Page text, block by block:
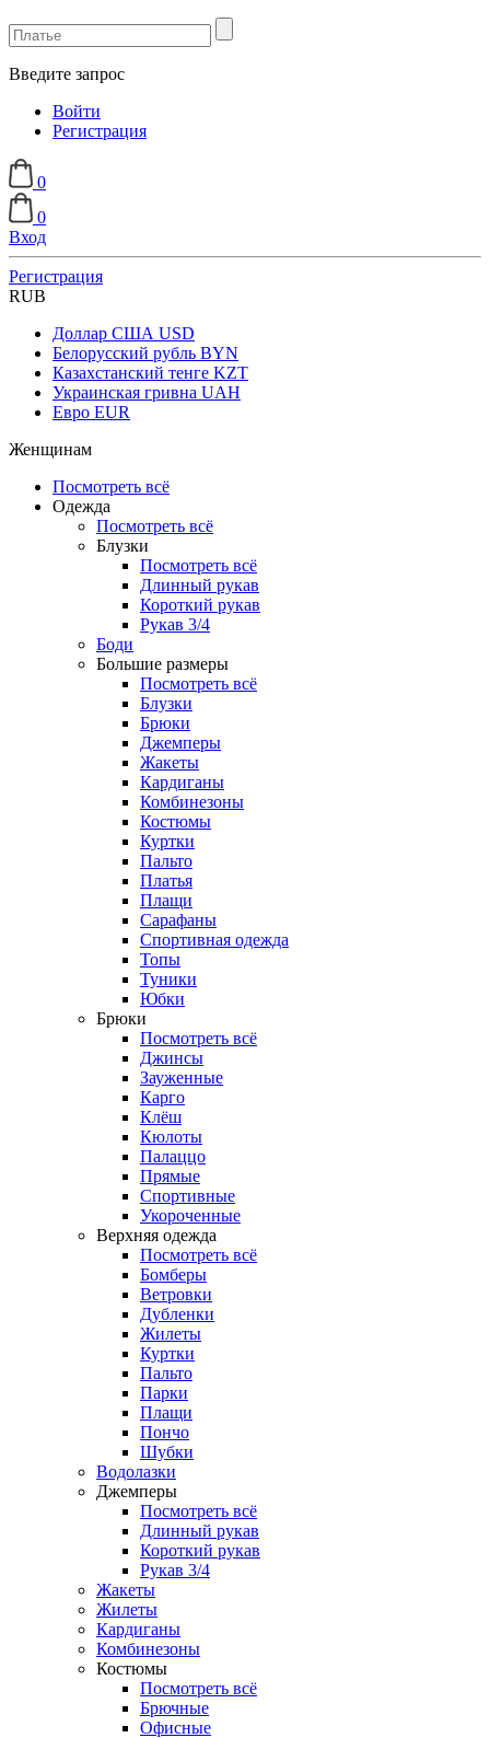
Введите запрос
Войти
Регистрация
0
0
Вход
Регистрация
RUB
Доллар США USD
Белорусский рубль BYN
Казахстанский тенге KZT
Украинская гривна UAH
Евро EUR
Женщинам
Посмотреть всё
Одежда
Посмотреть всё
Блузки
Посмотреть всё
Длинный рукав
Короткий рукав
Рукав 3/4
Боди
Большие размеры
Посмотреть всё
Блузки
Брюки
Джемперы
Жакеты
Кардиганы
Комбинезоны
Костюмы
Куртки
Пальто
Платья
Плащи
Сарафаны
Спортивная одежда
Топы
Туники
Юбки
Брюки
Посмотреть всё
Джинсы
Зауженные
Карго
Клёш
Кюлоты
Палаццо
Прямые
Спортивные
Укороченные
Верхняя одежда
Посмотреть всё
Бомберы
Ветровки
Дубленки
Жилеты
Куртки
Пальто
Парки
Плащи
Пончо
Шубки
Водолазки
Джемперы
Посмотреть всё
Длинный рукав
Короткий рукав
Рукав 3/4
Жакеты
Жилеты
Кардиганы
Комбинезоны
Костюмы
Посмотреть всё
Брючные
Офисные